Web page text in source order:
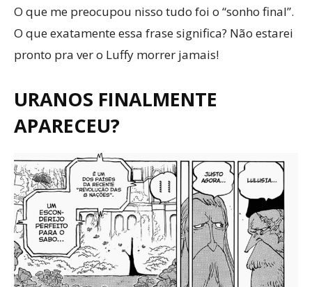
O que me preocupou nisso tudo foi o “sonho final”.
O que exatamente essa frase significa? Não estarei
pronto pra ver o Luffy morrer jamais!
URANOS FINALMENTE
APARECEU?